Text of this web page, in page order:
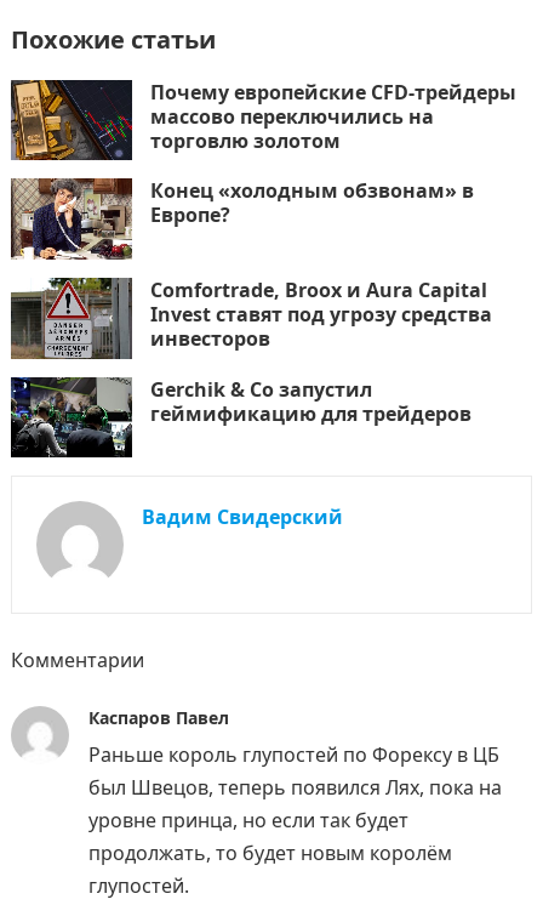
Похожие статьи
Почему европейские CFD-трейдеры
массово переключились на
торговлю золотом
Конец «холодным обзвонам» в
Европе?
Comfortrade, Broox и Aura Capital
Invest ставят под угрозу средства
инвесторов
Gerchik & Co запустил
геймификацию для трейдеров
Вадим Свидерский
Комментарии
Каспаров Павел
Раньше король глупостей по Форексу в ЦБ
был Швецов, теперь появился Лях, пока на
уровне принца, но если так будет
продолжать, то будет новым королём
глупостей.